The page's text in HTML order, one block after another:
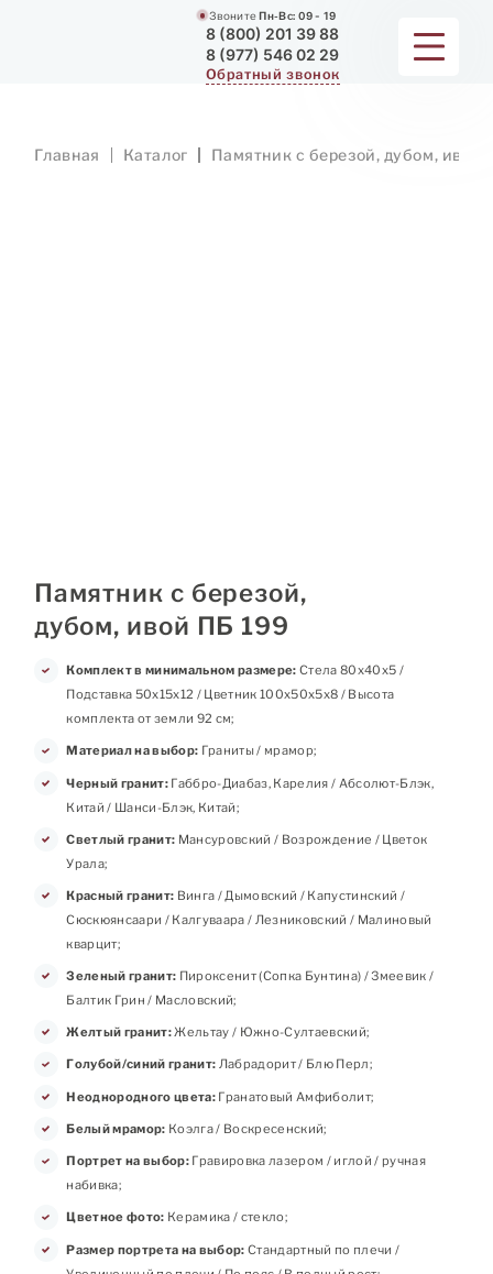
ЗвонитеПн-Вс: 09 - 19
8 (800) 201 39 88
8 (977) 546 02 29
Обратный звонок
Главная Каталог Памятник с березой, дубом, ивой
Памятник с березой,
дубом, ивой ПБ 199
Комплект в минимальном размере: Стела 80х40х5 /
Подставка 50х15х12 / Цветник 100х50х5х8 / Высота
комплекта от земли 92 см;
Материал на выбор: Граниты / мрамор;
Черный гранит:Габбро-Диабаз, Карелия / Абсолют-Блэк,
Китай / Шанси-Блэк, Китай;
Светлый гранит: Мансуровский / Возрождение / Цветок
Урала;
Красный гранит: Винга / Дымовский / Капустинский /
Сюскюянсаари / Калгуваара / Лезниковский / Малиновый
кварцит;
Зеленый гранит: Пироксенит (Сопка Бунтина) / Змеевик /
Балтик Грин / Масловский;
Желтый гранит:Жельтау / Южно-Султаевский;
Голубой/синий гранит: Лабрадорит / Блю Перл;
Неоднородного цвета:Гранатовый Амфиболит;
Белый мрамор: Коэлга / Воскресенский;
Портрет на выбор:Гравировка лазером / иглой / ручная
набивка;
Цветное фото: Керамика / стекло;
Размер портрета на выбор: Стандартный по плечи /